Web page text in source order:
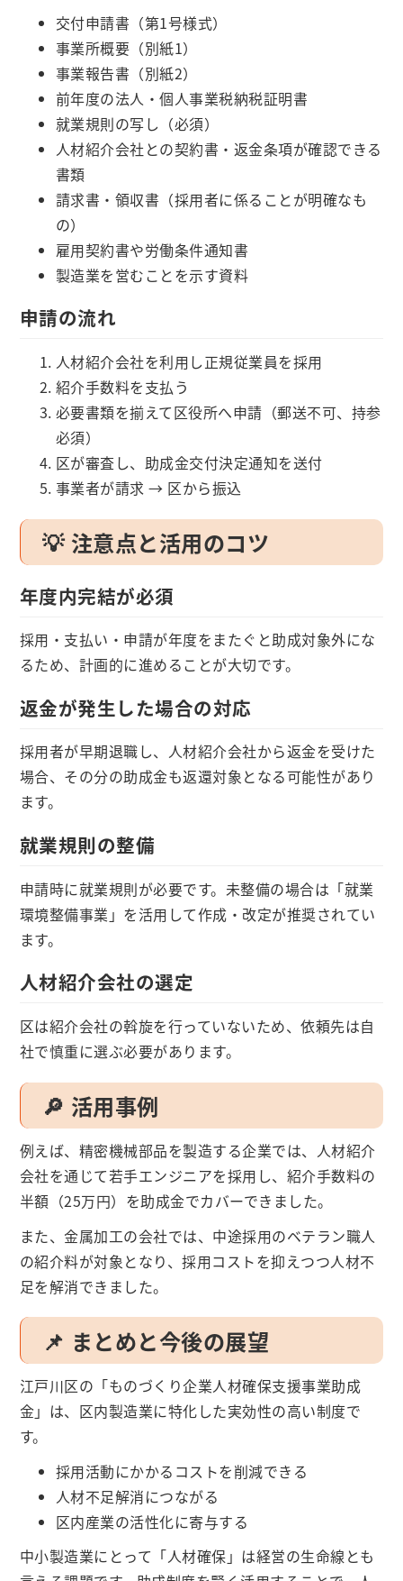
交付申請書（第1号様式）
事業所概要（別紙1）
事業報告書（別紙2）
前年度の法人・個人事業税納税証明書
就業規則の写し（必須）
人材紹介会社との契約書・返金条項が確認できる
書類
請求書・領収書（採用者に係ることが明確なも
の）
雇用契約書や労働条件通知書
製造業を営むことを示す資料
申請の流れ
人材紹介会社を利用し正規従業員を採用
紹介手数料を支払う
必要書類を揃えて区役所へ申請（郵送不可、持参
必須）
区が審査し、助成金交付決定通知を送付
事業者が請求 → 区から振込
💡 注意点と活用のコツ
年度内完結が必須
採用・支払い・申請が年度をまたぐと助成対象外にな
るため、計画的に進めることが大切です。
返金が発生した場合の対応
採用者が早期退職し、人材紹介会社から返金を受けた
場合、その分の助成金も返還対象となる可能性があり
ます。
就業規則の整備
申請時に就業規則が必要です。未整備の場合は「就業
環境整備事業」を活用して作成・改定が推奨されてい
ます。
人材紹介会社の選定
区は紹介会社の斡旋を行っていないため、依頼先は自
社で慎重に選ぶ必要があります。
🔎 活用事例
例えば、精密機械部品を製造する企業では、人材紹介
会社を通じて若手エンジニアを採用し、紹介手数料の
半額（25万円）を助成金でカバーできました。
また、金属加工の会社では、中途採用のベテラン職人
の紹介料が対象となり、採用コストを抑えつつ人材不
足を解消できました。
📌 まとめと今後の展望
江戸川区の「ものづくり企業人材確保支援事業助成
金」は、区内製造業に特化した実効性の高い制度で
す。
採用活動にかかるコストを削減できる
人材不足解消につながる
区内産業の活性化に寄与する
中小製造業にとって「人材確保」は経営の生命線とも